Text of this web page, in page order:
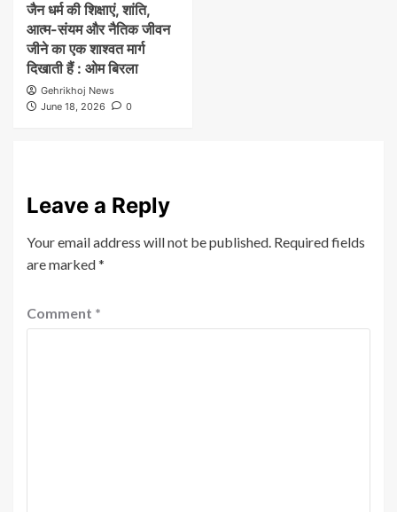
जैन धर्म की शिक्षाएं, शांति,
आत्म-संयम और नैतिक जीवन
जीने का एक शाश्वत मार्ग
दिखाती हैं : ओम बिरला
Gehrikhoj News
June 18, 2026
0
Leave a Reply
Your email address will not be published. Required fields
are marked*
Comment *